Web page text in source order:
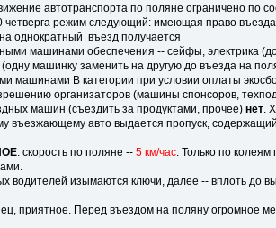
автотранспорта по поляне ограничено по
четверга режим следующий: имеющая право
однократный въезд получается
машинами обеспечения -- сейфы, электрика
(одну машинку заменить на другую до въезда на
машинами В категории при условии оплаты
организаторов (машины спонсоров,
машин (съездить за продуктами, прочее)нет .
въезжающему авто выдается пропуск,
: скорость по поляне --5 км/час . Только по
водителей изымаются ключи, далее -- вплоть до
приятное. Перед въездом на поляну огромное